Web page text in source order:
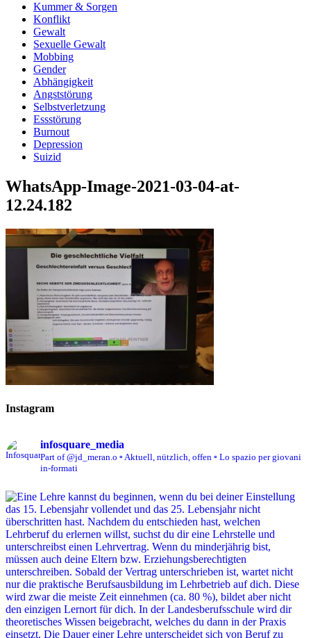
Kummer & Sorgen
Konflikt
Gewalt
Sexuelle Gewalt
Mobbing
Gender
Abhängigkeit
Angststörung
Selbstverletzung
Essstörung
Burnout
Depression
Suizid
WhatsApp-Image-2021-03-04-at-
12.24.182
Instagram
infosquare_media
Part of @jd_meran.o ▫️ Aktuell, nützlich, offen ▫️ Lo spazio per giovani
in-formati